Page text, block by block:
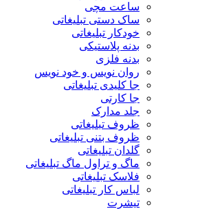
ساعت مچی
ساک دستی تبلیغاتی
خودکار تبلیغاتی
بدنه پلاستیکی
بدنه فلزی
روان نویس و خود نویس
جا کلیدی تبلیغاتی
جا کارتی
جلد مدارک
ظروف تبلیغاتی
ظروف بتنی تبلیغاتی
گلدان تبلیغاتی
ماگ و تراول ماگ تبلیغاتی
فلاسک تبلیغاتی
لباس کار تبلیغاتی
تیشرت